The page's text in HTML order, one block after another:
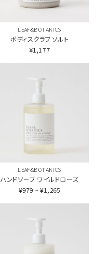
LEAF&BOTANICS
ボディスクラブソルト
¥1,177
LEAF&BOTANICS
ハンドソープ ワイルドローズ
¥979 ~ ¥1,265